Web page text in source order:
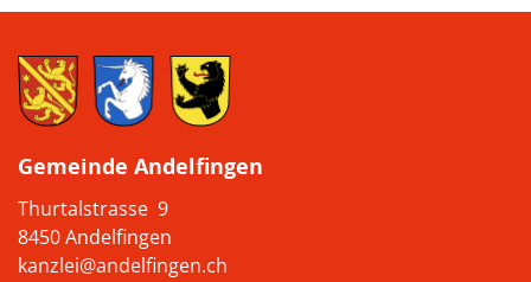
Gemeinde Andelfingen
Thurtalstrasse 9
8450 Andelfingen
kanzlei@andelfingen.ch